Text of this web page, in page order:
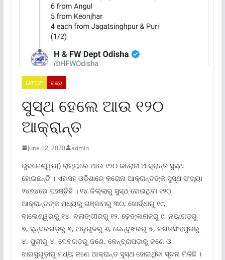
LATEST ରାଜ୍ୟ
ସୁସ୍ଥ ହେଲେ ଆଉ ୧୨୦
ଆକ୍ରାନ୍ତ
June 12, 2020 admin
ଭୁବନେଶ୍ୱର() ରାଜ୍ୟରେ ଆଉ ୧୨୦ କରୋନା ଆକ୍ରାନ୍ତ ସୁସ୍ଥ
ହୋଇଛନ୍ତି । ଏହାସହ ଓଡ଼ିଶାରେ କରୋନା ଆକ୍ରାନ୍ତଙ୍କ ସୁସ୍ଥ ସଂଖ୍ୟା
୨୪୭୪ରେ ପହଞ୍ଚିଛି । ୧୪ ଜିଲ୍ଲାରୁ ସୁସ୍ଥ ହୋଇଥିବା ୧୨୦
ଆକ୍ରାନ୍ତଙ୍କ ମଧ୍ୟରୁ ଗଞ୍ଜାମରୁ ୩୦, ଖୋର୍ଦ୍ଧାରୁ ୧୯,
ବାଲେଶ୍ୱରରୁ ୧୪, ବଲାଙ୍ଗୀରରୁ ୧୨, ଢ଼େଙ୍କାନାଳରୁ ୯, ନୟାଗଡ଼ରୁ
୭, ସୁନ୍ଦରଗଡ଼ରୁ ୭, ଅନୁଗୁଳରୁ ୬, କେନ୍ଦୁଝରରୁ ୫, ଜଗତସିଂହପୁରରୁ
୪, ପୁରୀରୁ ୪, ଦେବଗଡ଼ରୁ ଜଣେ, କେନ୍ଦ୍ରାପଡ଼ାରୁ ଜଣେ ଓ
ଝାରସୁଗୁଡ଼ାରୁ ମଧ୍ୟ ଜଣେ ଆକ୍ରାନ୍ତ ସୁସ୍ଥ ହୋଇଥିବା ସୂଚନା ମିଳିଛି ।